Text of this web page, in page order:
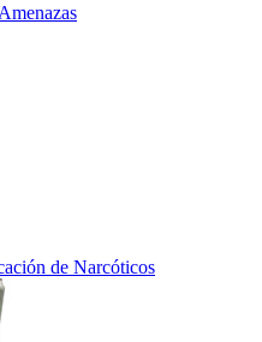
de Narcóticos